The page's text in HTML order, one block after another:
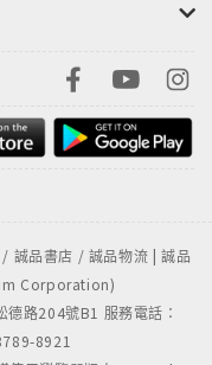
誠品書店 / 誠品物流 | 誠品
Corporation)
路204號B1 服務電話：
8921